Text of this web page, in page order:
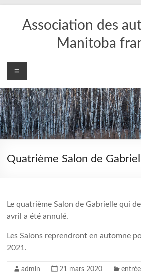
contenuAssociation des
Manitoba
Menu
Quatrième Salon de
Le quatrième Salon de Gabrielle qui
avril a été annulé.
Les Salons reprendront en automne
2021.
admin 21 mars 2020